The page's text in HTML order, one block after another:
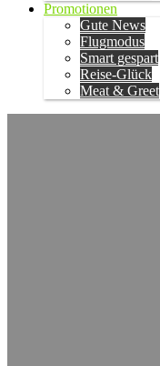
Promotionen
Gute News
Flugmodus
Smart gespart
Reise-Glück
Meat & Greet